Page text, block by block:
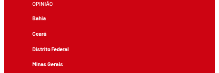
OPINIÃO
Bahia
Ceará
Distrito Federal
Minas Gerais